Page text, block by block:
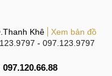
Khê
Xem bản đồ
- 097.123.9797
097.120.66.88